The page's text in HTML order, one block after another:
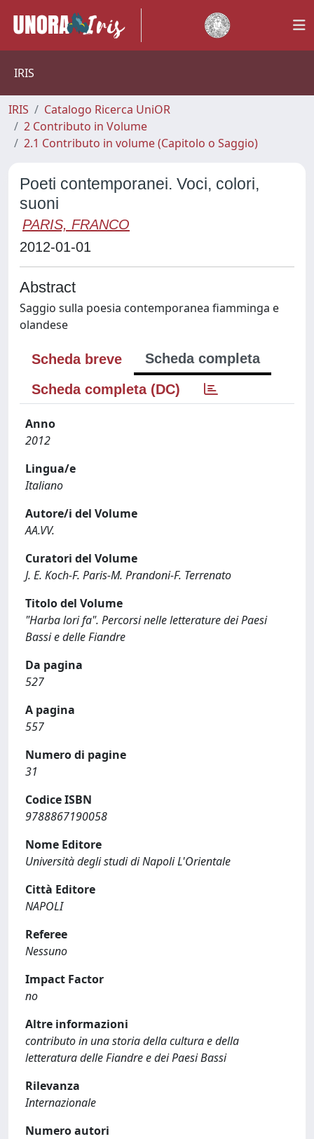
IRIS
IRIS
Catalogo Ricerca UniOR
2 Contributo in Volume
2.1 Contributo in volume (Capitolo o Saggio)
Poeti contemporanei. Voci, colori,
suoni
PARIS, FRANCO
2012-01-01
Abstract
Saggio sulla poesia contemporanea fiamminga e
olandese
Scheda breve
Scheda completa
Scheda completa (DC)
Anno
2012
Lingua/e
Italiano
Autore/i del Volume
AA.VV.
Curatori del Volume
J. E. Koch-F. Paris-M. Prandoni-F. Terrenato
Titolo del Volume
"Harba lori fa". Percorsi nelle letterature dei Paesi
Bassi e delle Fiandre
Da pagina
527
A pagina
557
Numero di pagine
31
Codice ISBN
9788867190058
Nome Editore
Università degli studi di Napoli L'Orientale
Città Editore
NAPOLI
Referee
Nessuno
Impact Factor
no
Altre informazioni
contributo in una storia della cultura e della
letteratura delle Fiandre e dei Paesi Bassi
Rilevanza
Internazionale
Numero autori